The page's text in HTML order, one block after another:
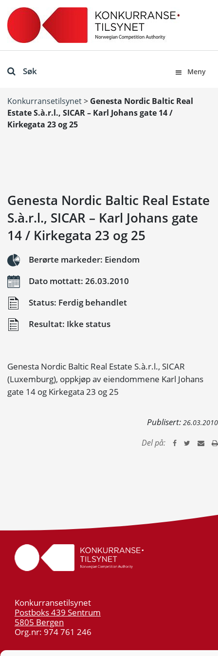
Søk Meny
Konkurransetilsynet> Genesta Nordic Baltic Real
Estate S.à.r.l., SICAR – Karl Johans gate 14 /
Kirkegata 23 og 25
Genesta Nordic Baltic Real Estate
S.à.r.l., SICAR – Karl Johans gate
14 / Kirkegata 23 og 25
Berørte markeder: Eiendom
Dato mottatt: 26.03.2010
Status: Ferdig behandlet
Resultat: Ikke status
Genesta Nordic Baltic Real Estate S.à.r.l., SICAR
(Luxemburg), oppkjøp av eiendommene Karl Johans
gate 14 og Kirkegata 23 og 25
Publisert: 26.03.2010
Del på:
Konkurransetilsynet
Postboks 439 Sentrum
5805 Bergen
Org.nr: 974 761 246